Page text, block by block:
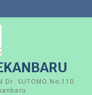
Dr. SUTOMO No.110